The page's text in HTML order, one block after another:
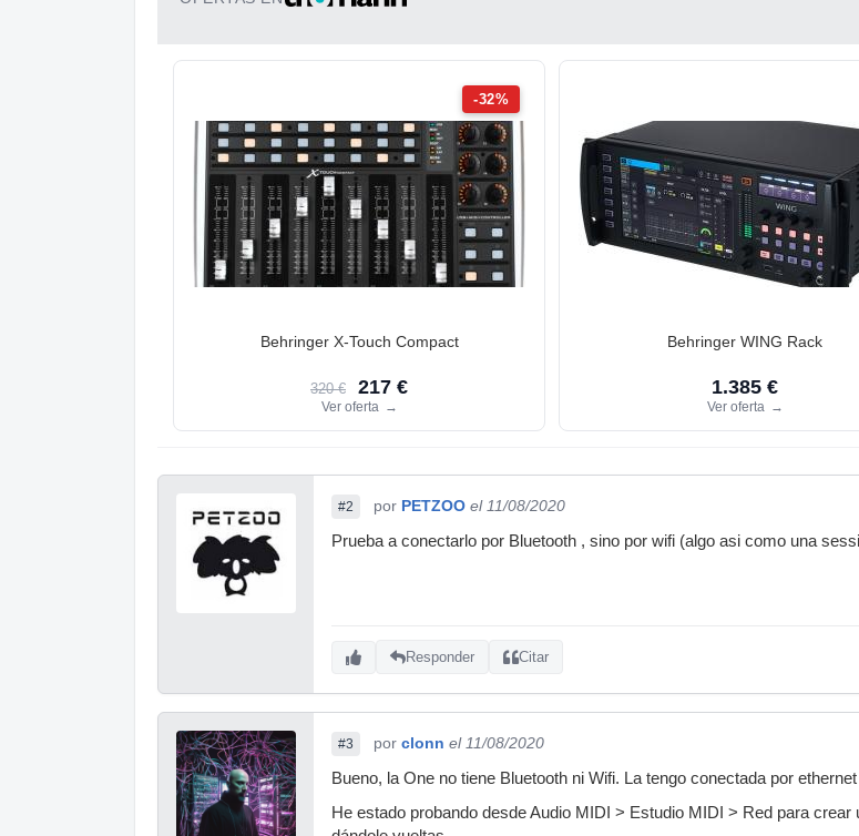
-32%
Behringer X-Touch Compact
320 € 217 €
Ver oferta →
Behringer WING Rack
1.385 €
Ver oferta →
#2 por PETZOO el 11/08/2020
Prueba a conectarlo por Bluetooth , sino por wifi (algo asi como una
Responder Citar
#3 por clonn el 11/08/2020
Bueno, la One no tiene Bluetooth ni Wifi. La tengo conectada por
He estado probando desde Audio MIDI > Estudio MIDI > Red para